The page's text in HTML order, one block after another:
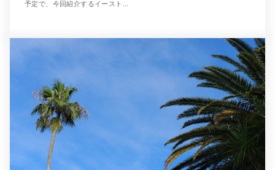
予定で、今回紹介するイースト…